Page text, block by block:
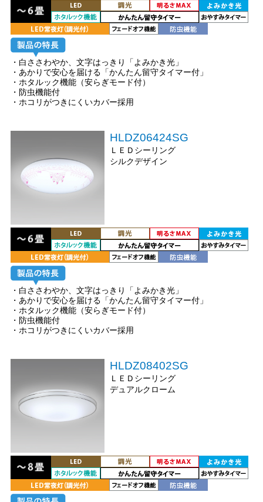
・白ささわやか、文字はっきり「よみかき光」
・あかりで安心を届ける「かんたん留守タイマー付」
・ホタルック機能（安らぎモード付）
・防虫機能付
・ホコリがつきにくいカバー採用
HLDZ06424SG
ＬＥＤシーリング
シルクデザイン
・白ささわやか、文字はっきり「よみかき光」
・あかりで安心を届ける「かんたん留守タイマー付」
・ホタルック機能（安らぎモード付）
・防虫機能付
・ホコリがつきにくいカバー採用
HLDZ08402SG
ＬＥＤシーリング
デュアルクローム